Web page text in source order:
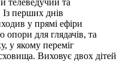
перших днів
у прямі ефіри
для глядачів, та
у якому переміг
Виховує двох дітей